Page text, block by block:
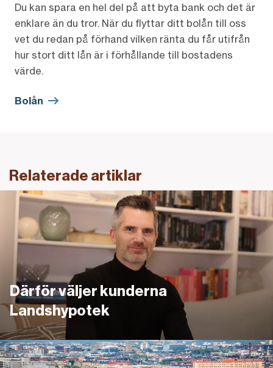
Du kan spara en hel del på att byta bank och det är
enklare än du tror. När du flyttar ditt bolån till oss
vet du redan på förhand vilken ränta du får utifrån
hur stort ditt lån är i förhållande till bostadens
värde.
Bolån
Relaterade artiklar
Länk
Därför väljer kunderna
Landshypotek
Länk